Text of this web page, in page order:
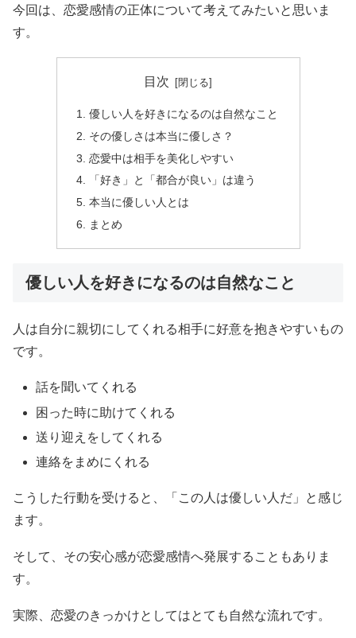
今回は、恋愛感情の正体について考えてみたいと思いま
す。
目次
優しい人を好きになるのは自然なこと
その優しさは本当に優しさ？
恋愛中は相手を美化しやすい
「好き」と「都合が良い」は違う
本当に優しい人とは
まとめ
優しい人を好きになるのは自然なこと
人は自分に親切にしてくれる相手に好意を抱きやすいもの
です。
話を聞いてくれる
困った時に助けてくれる
送り迎えをしてくれる
連絡をまめにくれる
こうした行動を受けると、「この人は優しい人だ」と感じ
ます。
そして、その安心感が恋愛感情へ発展することもありま
す。
実際、恋愛のきっかけとしてはとても自然な流れです。